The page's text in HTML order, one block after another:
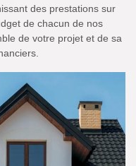
des prestations sur
de chacun de nos
de votre projet et de sa